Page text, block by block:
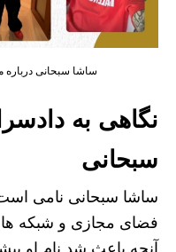
ساشا سبحانی
نگاهی به
سبحانی
ساشا سبحانی نامی است
فضای مجازی و شبکه
آنچه باعث شد نام او